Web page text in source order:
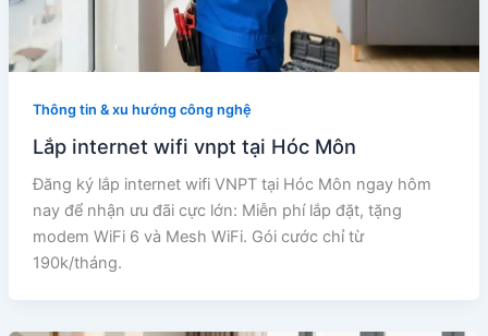
Thông tin & xu hướng công nghệ
Lắp internet wifi vnpt tại Hóc Môn
Đăng ký lắp internet wifi VNPT tại Hóc Môn ngay hôm
nay để nhận ưu đãi cực lớn: Miễn phí lắp đặt, tặng
modem WiFi 6 và Mesh WiFi. Gói cước chỉ từ
190k/tháng.